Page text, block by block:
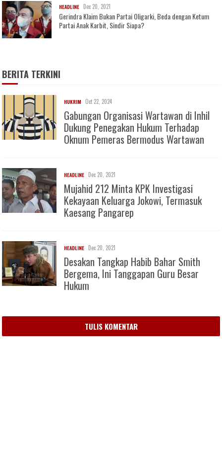
HEADLINE Dec 20, 2021
Gerindra Klaim Bukan Partai Oligarki, Beda dengan Ketum
Partai Anak Karbit, Sindir Siapa?
BERITA TERKINI
HUKRIM Oct 22, 2024
Gabungan Organisasi Wartawan di Inhil
Dukung Penegakan Hukum Terhadap
Oknum Pemeras Bermodus Wartawan
HEADLINE Dec 20, 2021
Mujahid 212 Minta KPK Investigasi
Kekayaan Keluarga Jokowi, Termasuk
Kaesang Pangarep
HEADLINE Dec 20, 2021
Desakan Tangkap Habib Bahar Smith
Bergema, Ini Tanggapan Guru Besar
Hukum
TULIS KOMENTAR